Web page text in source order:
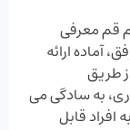
قم معرفی
آماده ارائه
طریق
به ‌سادگی می‌
افراد قابل